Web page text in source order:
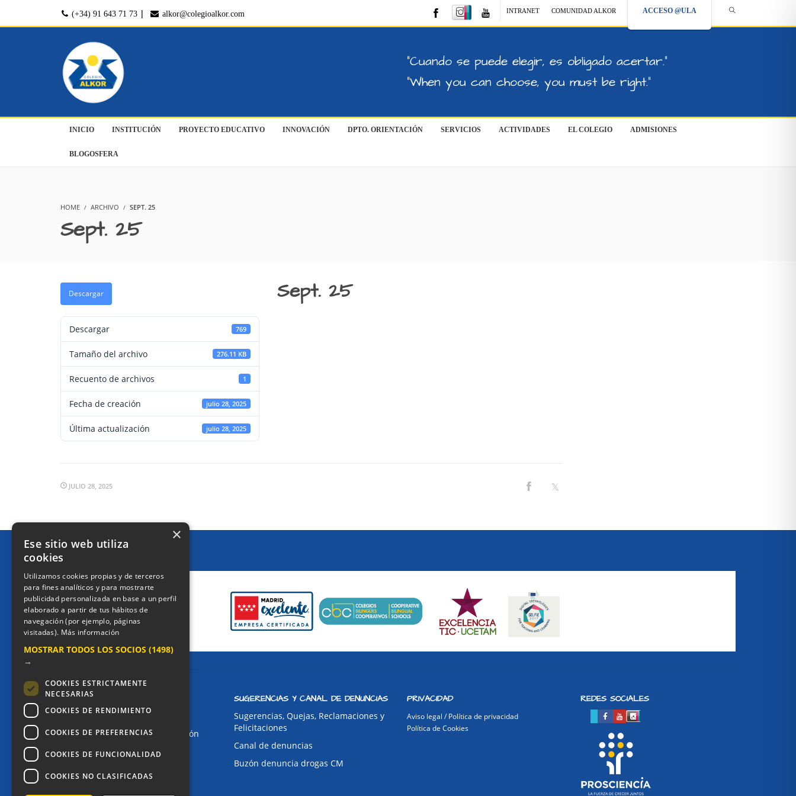
(+34) 91 643 71 73 | alkor@colegioalkor.com INTRANET COMUNIDAD ALKOR ACCESO @ULA
"Cuando se puede elegir, es obligado acertar."
"When you can choose, you must be right."
INICIO INSTITUCIÓN PROYECTO EDUCATIVO INNOVACIÓN DPTO. ORIENTACIÓN SERVICIOS ACTIVIDADES EL COLEGIO ADMISIONES
BLOGOSFERA
HOME ARCHIVO SEPT. 25
Sept. 25
Descargar
Descargar 769
Tamaño del archivo 276.11 KB
Recuento de archivos 1
Fecha de creación julio 28, 2025
Última actualización julio 28, 2025
Sept. 25
JULIO 28, 2025
CERTIFICACIONES
CONTACTO
Dirección:
Avda. de Pablo Iglesias, 4. Alcorcón
Teléfonos:
Secretaría Infantil:91 643 61 33
SUGERENCIAS Y CANAL DE DENUNCIAS
Sugerencias, Quejas, Reclamaciones y
Felicitaciones
Canal de denuncias
Buzón denuncia drogas CM
PRIVACIDAD
Aviso legal / Política de privacidad
Política de Cookies
REDES SOCIALES
×
Ese sitio web utiliza
cookies
Utilizamos cookies propias y de terceros
para fines analíticos y para mostrarte
publicidad personalizada en base a un perfil
elaborado a partir de tus hábitos de
navegación (por ejemplo, páginas
visitadas). Más información
MOSTRAR TODOS LOS SOCIOS (1498)
→
COOKIES ESTRICTAMENTE
NECESARIAS
COOKIES DE RENDIMIENTO
COOKIES DE PREFERENCIAS
COOKIES DE FUNCIONALIDAD
COOKIES NO CLASIFICADAS